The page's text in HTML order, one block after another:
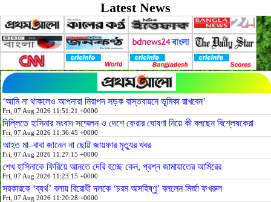
Latest News
‘আমি না থাকলেও আপনারা নিরাপদ সড়ক বাস্তবায়নে ভূমিকা রাখবেন’
Fri, 07 Aug 2026 11:51:21 +0000
দিল্লিতে হাসিনার সংবাদ সম্মেলন ও দেশে ফেরার ঘোষণা নিয়ে কী বলছেন বিশ্লেষকেরা
Fri, 07 Aug 2026 11:36:45 +0000
আহত মা–বাবা জানেন না ছোট্ট জায়ফার মৃত্যুর খবর
Fri, 07 Aug 2026 11:27:15 +0000
শেখ হাসিনাকে ফিরিয়ে আনতে দেরি হচ্ছে কেন, প্রশ্ন জামায়াতের আমিরের
Fri, 07 Aug 2026 11:23:15 +0000
সরকারকে ‘ব্যর্থ’ বলায় বিরোধী দলকে ‘চরম অসহিষ্ণু’ বললেন মির্জা ফখরুল
Fri, 07 Aug 2026 11:20:28 +0000